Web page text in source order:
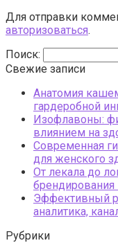
Для отправки
авторизоваться.
Поиск:
Свежие записи
Анатомия
гардеробной
Изофлавоны:
влиянием на
Современная
для женского
От лекала до
Эффективный
аналитика,
Рубрики